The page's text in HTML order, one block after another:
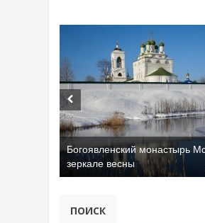
Богоявленский монастырь
зеркале весны
Добрятинский карьер (д.
ПОИСК